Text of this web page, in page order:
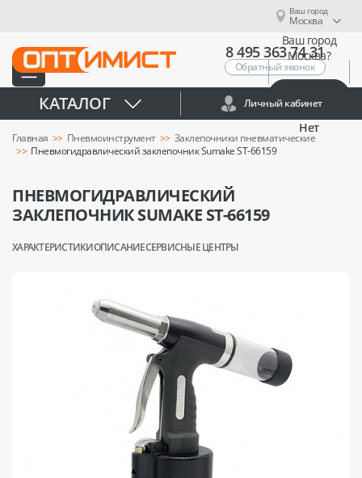
Ваш город
Москва
Ваш город
Москва?
Нет
8 495 363 74 31
Обратный звонок
КАТАЛОГ Личный кабинет
Главная Пневмоинструмент
Заклепочники пневматические
Пневмогидравлический заклепочник Sumake ST-66159
ПНЕВМОГИДРАВЛИЧЕСКИЙ
ЗАКЛЕПОЧНИК SUMAKE ST-66159
ХАРАКТЕРИСТИКИОПИСАНИЕСЕРВИСНЫЕ ЦЕНТРЫ